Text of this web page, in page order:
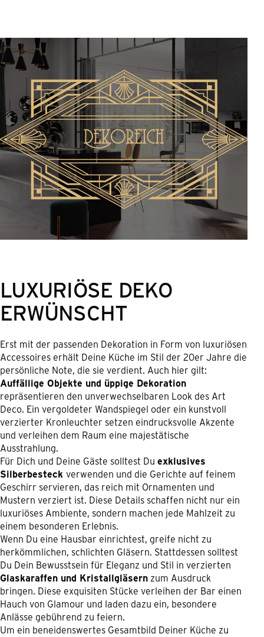
LUXURIÖSE DEKO
ERWÜNSCHT
Erst mit der passenden Dekoration in Form von luxuriösen
Accessoires erhält Deine Küche im Stil der 20er Jahre die
persönliche Note, die sie verdient. Auch hier gilt:
Auffällige Objekte und üppige Dekoration
repräsentieren den unverwechselbaren Look des Art
Deco. Ein vergoldeter Wandspiegel oder ein kunstvoll
verzierter Kronleuchter setzen eindrucksvolle Akzente
und verleihen dem Raum eine majestätische
Ausstrahlung.
Für Dich und Deine Gäste solltest Du exklusives
Silberbesteck verwenden und die Gerichte auf feinem
Geschirr servieren, das reich mit Ornamenten und
Mustern verziert ist. Diese Details schaffen nicht nur ein
luxuriöses Ambiente, sondern machen jede Mahlzeit zu
einem besonderen Erlebnis.
Wenn Du eine Hausbar einrichtest, greife nicht zu
herkömmlichen, schlichten Gläsern. Stattdessen solltest
Du Dein Bewusstsein für Eleganz und Stil in verzierten
Glaskaraffen und Kristallgläsern zum Ausdruck
bringen. Diese exquisiten Stücke verleihen der Bar einen
Hauch von Glamour und laden dazu ein, besondere
Anlässe gebührend zu feiern.
Um ein beneidenswertes Gesamtbild Deiner Küche zu